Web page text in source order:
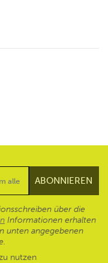
über die
Informationen erhalten
unten angegebenen
nutzen